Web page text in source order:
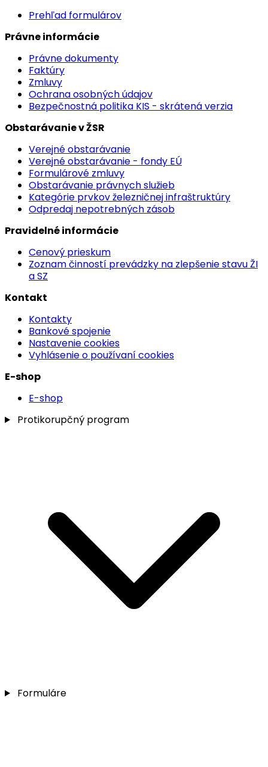
Prehľad formulárov
Právne informácie
Právne dokumenty
Faktúry
Zmluvy
Ochrana osobných údajov
Bezpečnostná politika KIS - skrátená verzia
Obstarávanie v ŽSR
Verejné obstarávanie
Verejné obstarávanie - fondy EÚ
Formulárové zmluvy
Obstarávanie právnych služieb
Kategórie prvkov železničnej infraštruktúry
Odpredaj nepotrebných zásob
Pravidelné informácie
Cenový prieskum
Zoznam činností prevádzky na zlepšenie stavu ŽI
a SZ
Kontakt
Kontakty
Bankové spojenie
Nastavenie cookies
Vyhlásenie o používaní cookies
E-shop
E-shop
Protikorupčný program
Formuláre